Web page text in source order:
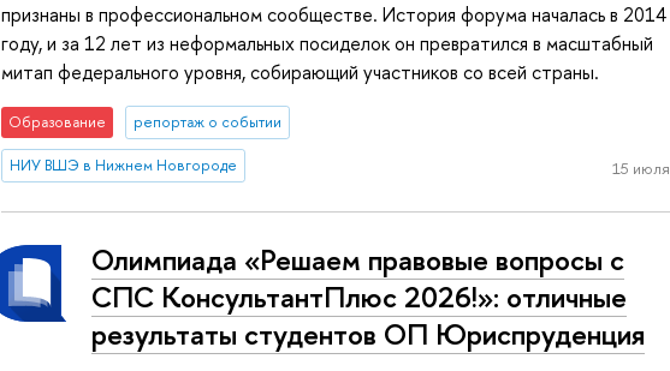
признаны в профессиональном сообществе. История форума началась в 2014
году, и за 12 лет из неформальных посиделок он превратился в масштабный
митап федерального уровня, собирающий участников со всей страны.
Образование репортаж о событии
НИУ ВШЭ в Нижнем Новгороде 15 июля
Олимпиада «Решаем правовые вопросы с
СПС КонсультантПлюс 2026!»: отличные
результаты студентов ОП Юриспруденция